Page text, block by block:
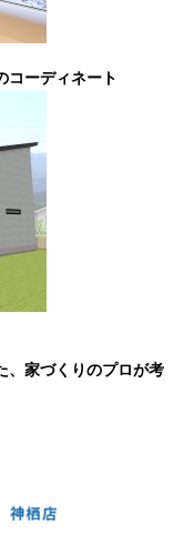
コーディネート
、家づくりのプロが考